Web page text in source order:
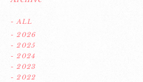
- ALL
- 2026
- 2025
- 2024
- 2023
- 2022